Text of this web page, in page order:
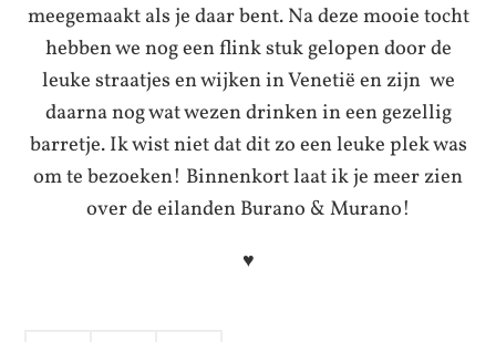
meegemaakt als je daar bent. Na deze mooie tocht
hebben we nog een flink stuk gelopen door de
leuke straatjes en wijken in Venetië en zijn we
daarna nog wat wezen drinken in een gezellig
barretje. Ik wist niet dat dit zo een leuke plek was
om te bezoeken! Binnenkort laat ik je meer zien
over de eilanden Burano & Murano!
♥